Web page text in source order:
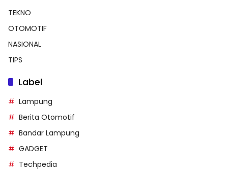
TEKNO
OTOMOTIF
NASIONAL
TIPS
Label
Lampung
Berita Otomotif
Bandar Lampung
GADGET
Techpedia